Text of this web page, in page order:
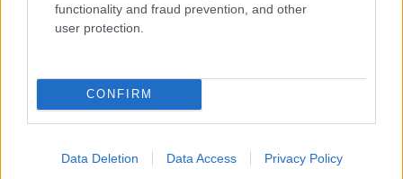
functionality and fraud prevention, and other
user protection.
CONFIRM
Data Deletion Data Access Privacy Policy